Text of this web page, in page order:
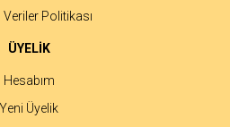
Veriler Politikası
ÜYELİK
Hesabım
Yeni Üyelik